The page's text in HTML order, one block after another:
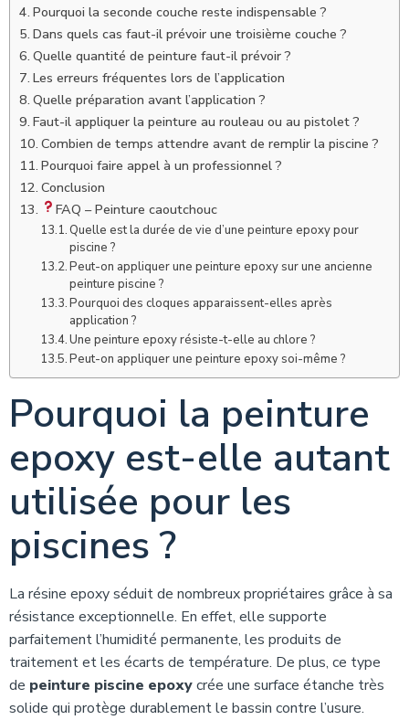
Pourquoi la seconde couche reste indispensable ?
Dans quels cas faut-il prévoir une troisième couche ?
Quelle quantité de peinture faut-il prévoir ?
Les erreurs fréquentes lors de l’application
Quelle préparation avant l’application ?
Faut-il appliquer la peinture au rouleau ou au pistolet ?
Combien de temps attendre avant de remplir la piscine ?
Pourquoi faire appel à un professionnel ?
Conclusion
FAQ – Peinture caoutchouc
Quelle est la durée de vie d’une peinture epoxy pour
piscine ?
Peut-on appliquer une peinture epoxy sur une ancienne
peinture piscine ?
Pourquoi des cloques apparaissent-elles après
application ?
Une peinture epoxy résiste-t-elle au chlore ?
Peut-on appliquer une peinture epoxy soi-même ?
Pourquoi la peinture
epoxy est-elle autant
utilisée pour les
piscines ?
La résine epoxy séduit de nombreux propriétaires grâce à sa
résistance exceptionnelle. En effet, elle supporte
parfaitement l’humidité permanente, les produits de
traitement et les écarts de température. De plus, ce type
de peinture piscine epoxycrée une surface étanche très
solide qui protège durablement le bassin contre l’usure.